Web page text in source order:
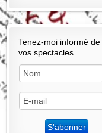
Tenez-moi informé de
vos spectacles